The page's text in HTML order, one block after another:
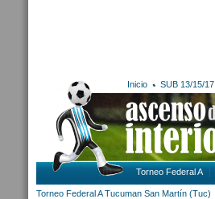
Inicio SUB 13/15/17
Torneo Federal A
Torneo Federal A Tucuman San Martín (Tuc)